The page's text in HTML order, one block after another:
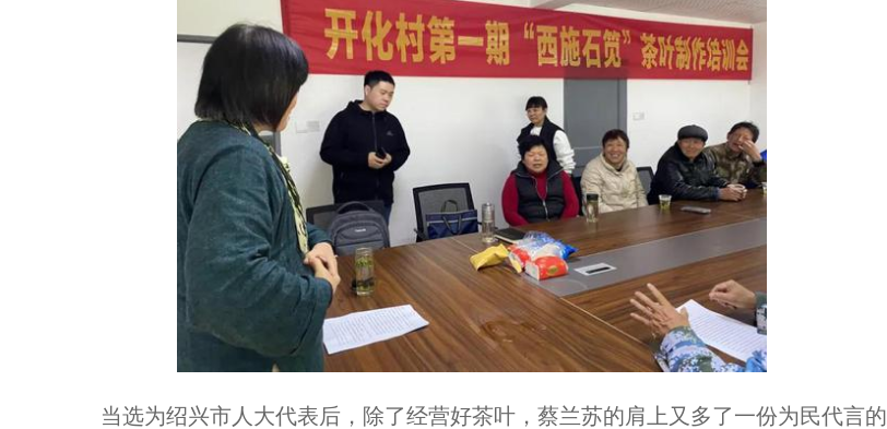
当选为绍兴市人大代表后，除了经营好茶叶，蔡兰苏的肩上又多了一份为民代言的